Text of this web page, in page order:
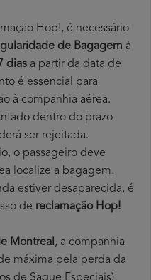
Hop!, é necessário
de Bagagem à
dias a partir da data de
é essencial para
à companhia aérea.
dentro do prazo
ser rejeitada.
o passageiro deve
localize a bagagem.
estiver desaparecida, é
de reclamação Hop!
Montreal, a companhia
máxima pela perda da